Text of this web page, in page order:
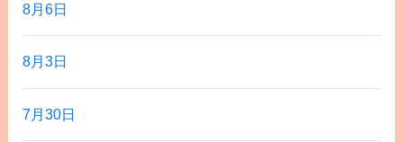
8月6日
8月3日
7月30日